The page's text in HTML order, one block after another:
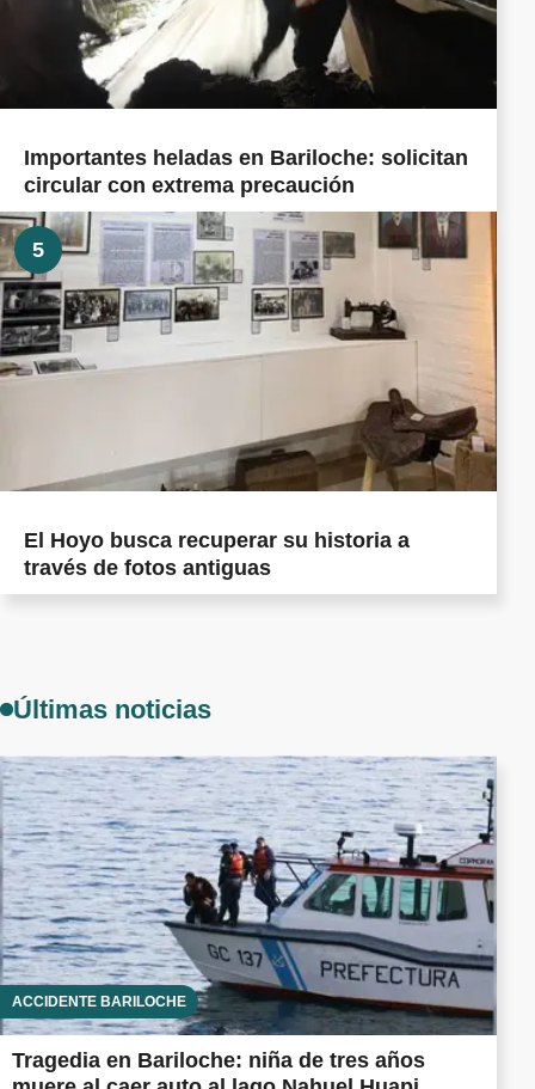
Importantes heladas en Bariloche: solicitan
circular con extrema precaución
5
El Hoyo busca recuperar su historia a
través de fotos antiguas
Últimas noticias
ACCIDENTE BARILOCHE
Tragedia en Bariloche: niña de tres años